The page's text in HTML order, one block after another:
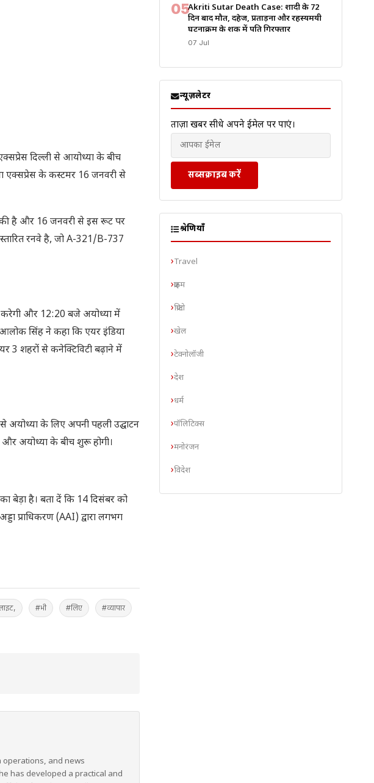
दिल्‍ली से आयोध्‍या के बीच
एक्सप्रेस के कस्‍टमर 16 जनवरी से
की है और 16 जनवरी से इस रूट पर
रनवे है, जो A-321/B-737
करेगी और 12:20 बजे अयोध्या में
सिंह ने कहा कि एयर इंडिया
3 शहरों से कनेक्टिविटी बढ़ाने में
अयोध्या के लिए अपनी पहली उद्घाटन
और अयोध्‍या के बीच शुरू होगी।
बेड़ा है। बता दें कि 14 दिसंबर को
प्राधिकरण (AAI) द्वारा लगभग
#भी #लिए #व्यापार
and news
has developed a practical and
05Akriti Sutar Death Case: शादी के 72
दिन बाद मौत, दहेज, प्रताड़ना और रहस्यमयी
घटनाक्रम के शक में पति गिरफ्तार
07 Jul
न्यूज़लेटर
ताज़ा खबरें सीधे अपने ईमेल पर पाएं।
सब्सक्राइब करें
श्रेणियाँ
Travel
क्राइम
क्रिप्टो
खेल
टेक्नोलॉजी
देश
धर्म
पॉलिटिक्स
मनोरंजन
विदेश